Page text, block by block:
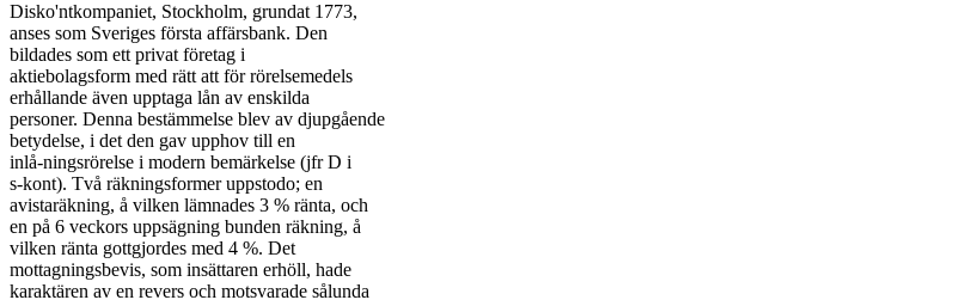
Disko'ntkompaniet, Stockholm, grundat 1773,
anses som Sveriges första affärsbank. Den
bildades som ett privat företag i
aktiebolagsform med rätt att för rörelsemedels
erhållande även upptaga lån av enskilda
personer. Denna bestämmelse blev av djupgående
betydelse, i det den gav upphov till en
inlå-ningsrörelse i modern bemärkelse (jfr D i
s-kont). Två räkningsformer uppstodo; en
avistaräkning, å vilken lämnades 3 % ränta, och
en på 6 veckors uppsägning bunden räkning, å
vilken ränta gottgjordes med 4 %. Det
mottagningsbevis, som insättaren erhöll, hade
karaktären av en revers och motsvarade sålunda